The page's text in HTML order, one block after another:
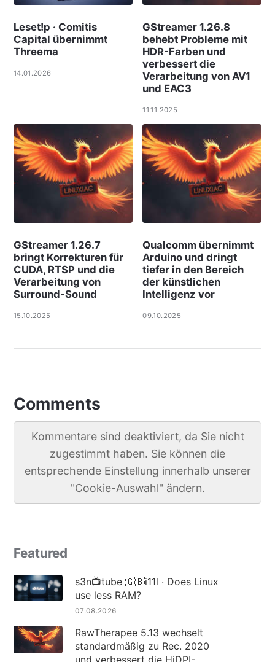
Leset!p · Comitis
Capital übernimmt
Threema
14.01.2026
GStreamer 1.26.8
behebt Probleme mit
HDR-Farben und
verbessert die
Verarbeitung von AV1
und EAC3
11.11.2025
GStreamer 1.26.7
bringt Korrekturen für
CUDA, RTSP und die
Verarbeitung von
Surround-Sound
15.10.2025
Qualcomm übernimmt
Arduino und dringt
tiefer in den Bereich
der künstlichen
Intelligenz vor
09.10.2025
Comments
Kommentare sind deaktiviert, da Sie nicht
zugestimmt haben. Sie können die
entsprechende Einstellung innerhalb unserer
"Cookie-Auswahl" ändern.
Featured
s3n📺tube 🇬🇧i11l · Does Linux
use less RAM?
07.08.2026
RawTherapee 5.13 wechselt
standardmäßig zu Rec. 2020
und verbessert die HiDPI-